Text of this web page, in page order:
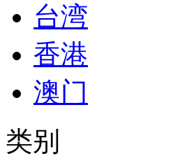
台湾
香港
澳门
类别